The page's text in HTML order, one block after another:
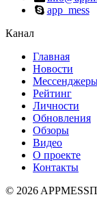
app_mess
Канал
Главная
Новости
Рейтинг
Личности
Обновления
Обзоры
Видео
О проекте
Контакты
© 2026 APPMESS